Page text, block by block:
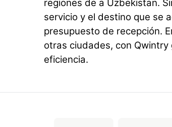
regiones de a Uzbekistan.
servicio y el destino que se
presupuesto de recepción.
otras ciudades, con
eficiencia.